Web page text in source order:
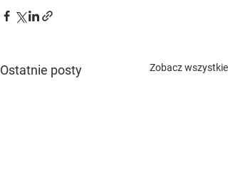
Ostatnie posty Zobacz wszystkie